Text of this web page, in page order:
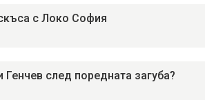
с Локо София
след поредната загуба?